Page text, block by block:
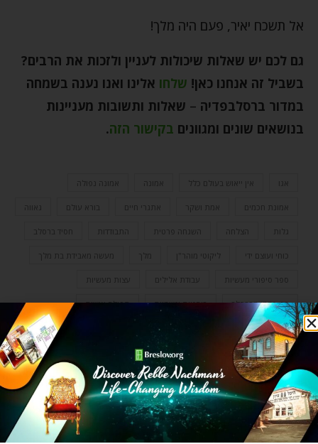
אל תשכח יאיר, פעם היה מלך!
גם לכם יש שאלות שיכולות לעניין ולזכות את הרבים?
בשביל זה אנחנו כאן! שלחו אלינו ואנו נענה בשמחה
במדור ברסלבפדיה – שאלות ותשובות מעניינות
בנושאים שונים ומגוונים בקישור הזה.
אין ייאוש בעולם כלל אמונה אמונה נפולה
אמונת חכמים אמת ושקר אתגרי חיים בורא עולם
גלות הצלחה השגחה פרטית התבודדות חסיד ברסלב
כוחי ועוצם ידי ליקוטי מוהר"ן מלך מעשה מאבידת בת מלך
ספר סיפורי מעשיות עבודת אלילים עצות מעשיות
רבי נחמן מברסלב רוחניות וגשמיות תפילה אישית
0 תגובות
OZER BERGMAN